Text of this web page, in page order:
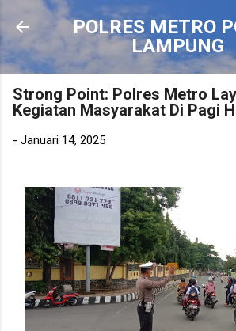
Langsung ke konten
POLRES METRO
LAMPUNG
Strong Point: Polres Metro
Kegiatan Masyarakat Di Pagi
- Januari 14, 2025